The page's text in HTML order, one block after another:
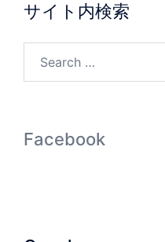
サイト内検索
Facebook